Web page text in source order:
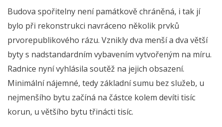
Budova spořitelny není památkově chráněná, i tak jí
bylo při rekonstrukci navráceno několik prvků
prvorepublikového rázu. Vznikly dva menší a dva větší
byty s nadstandardním vybavením vytvořeným na míru.
Radnice nyní vyhlásila soutěž na jejich obsazení.
Minimální nájemné, tedy základní sumu bez služeb, u
nejmenšího bytu začíná na částce kolem devíti tisíc
korun, u většího bytu třinácti tisíc.